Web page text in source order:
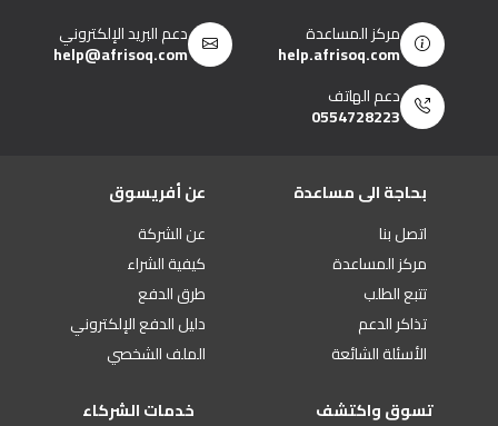
مركز المساعدة
help.afrisoq.com
دعم البريد الإلكتروني
help@afrisoq.com
دعم الهاتف
0554728223
بحاجة الى مساعدة
اتصل بنا
مركز المساعدة
تتبع الطلب
تذاكر الدعم
الأسئلة الشائعة
عن أفريسوق
عن الشركة
كيفية الشراء
طرق الدفع
دليل الدفع الإلكتروني
الملف الشخصي
تسوق واكتشف خدمات الشركاء